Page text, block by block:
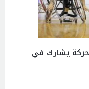
يشارك في